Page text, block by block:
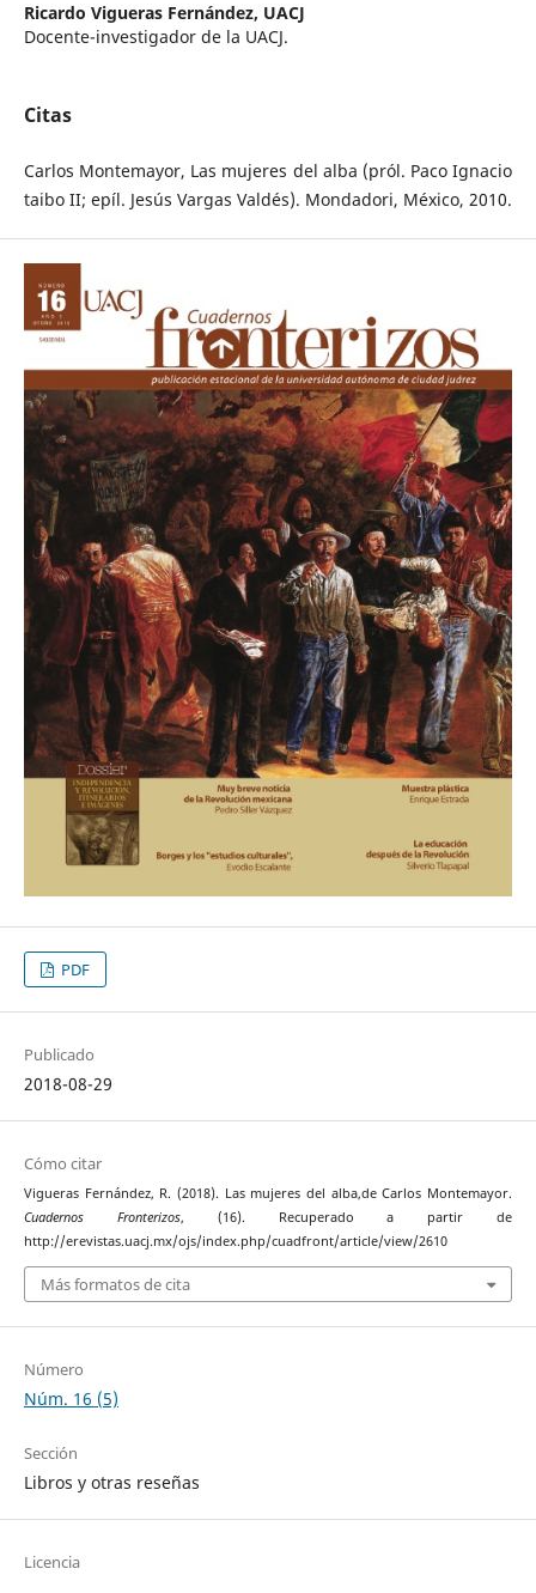
Ricardo Vigueras Fernández, UACJ
Docente-investigador de la UACJ.
Citas
Carlos Montemayor, Las mujeres del alba (pról. Paco Ignacio
taibo II; epíl. Jesús Vargas Valdés). Mondadori, México, 2010.
PDF
Publicado
2018-08-29
Cómo citar
Vigueras Fernández, R. (2018). Las mujeres del alba,de Carlos Montemayor.
Cuadernos Fronterizos, (16). Recuperado a partir de
http://erevistas.uacj.mx/ojs/index.php/cuadfront/article/view/2610
Más formatos de cita
Número
Núm. 16 (5)
Sección
Libros y otras reseñas
Licencia